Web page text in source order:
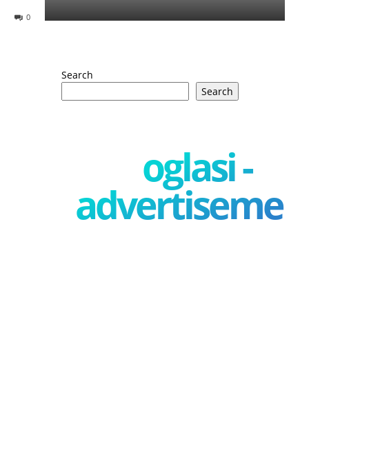
0
Search
Search
oglasi -
advertisement